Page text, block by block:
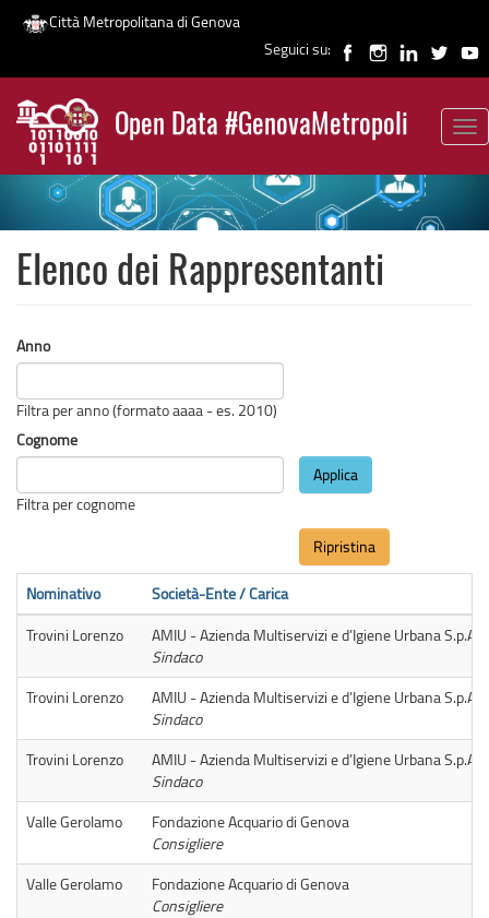
Salta
contenuto
principale
Città Metropolitana di Genova
Seguici su:
Open Data #GenovaMetropoli
News
Elenco dei Rappresentanti
Anno
Filtra per anno (formato aaaa - es. 2010)
Cognome
Filtra per cognome
Applica
Ripristina
Nominativo
Società-Ente / Carica
Trovini Lorenzo
AMIU - Azienda Multiservizi e d’Igiene Urbana S.p.A.
Sindaco
Trovini Lorenzo
AMIU - Azienda Multiservizi e d’Igiene Urbana S.p.A.
Sindaco
Trovini Lorenzo
AMIU - Azienda Multiservizi e d’Igiene Urbana S.p.A.
Sindaco
Valle Gerolamo
Fondazione Acquario di Genova
Consigliere
Valle Gerolamo
Fondazione Acquario di Genova
Consigliere